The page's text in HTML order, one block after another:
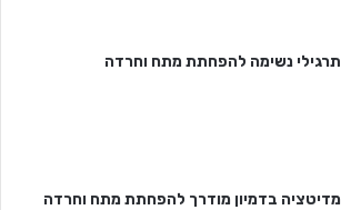
תרגילי נשימה להפחתת מתח וחרדה
מדיטציה בדמיון מודרך להפחתת מתח וחרדה